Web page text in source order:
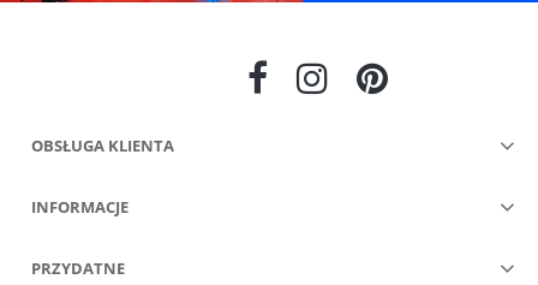
OBSŁUGA KLIENTA
INFORMACJE
PRZYDATNE